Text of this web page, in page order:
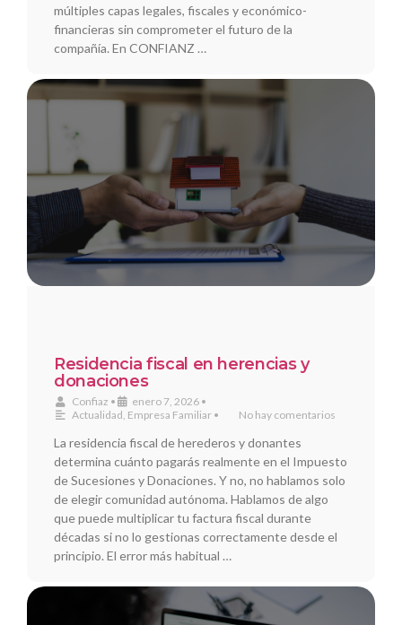
múltiples capas legales, fiscales y económico-
financieras sin comprometer el futuro de la
compañía. En CONFIANZ …
Residencia fiscal en herencias y
donaciones
Confiaz • enero 7, 2026 •
Actualidad, Empresa Familiar • No hay comentarios
La residencia fiscal de herederos y donantes
determina cuánto pagarás realmente en el Impuesto
de Sucesiones y Donaciones. Y no, no hablamos solo
de elegir comunidad autónoma. Hablamos de algo
que puede multiplicar tu factura fiscal durante
décadas si no lo gestionas correctamente desde el
principio. El error más habitual …